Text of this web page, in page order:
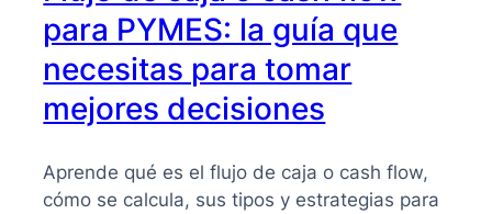
para PYMES: la guía que
necesitas para tomar
mejores decisiones
Aprende qué es el flujo de caja o cash flow,
cómo se calcula, sus tipos y estrategias para